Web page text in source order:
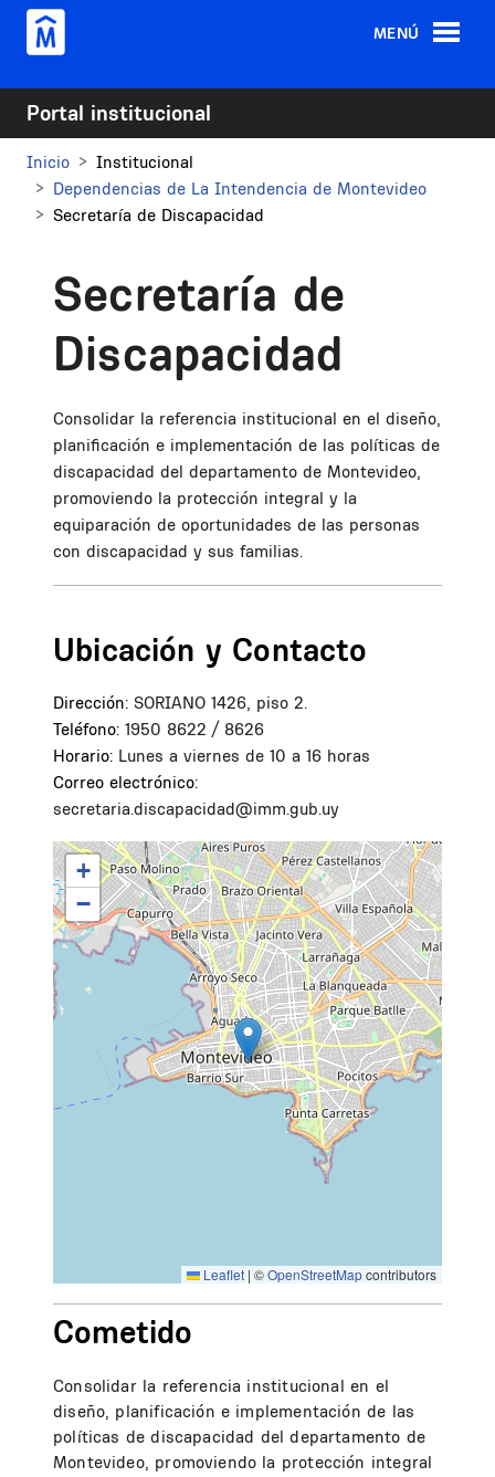
Pasar al contenido principal
MENÚ
Portal institucional
Inicio
Institucional
Dependencias de La Intendencia de Montevideo
Secretaría de Discapacidad
Secretaría de
Discapacidad
Consolidar la referencia institucional en el diseño,
planificación e implementación de las políticas de
discapacidad del departamento de Montevideo,
promoviendo la protección integral y la
equiparación de oportunidades de las personas
con discapacidad y sus familias.
Ubicación y Contacto
Dirección: SORIANO 1426, piso 2.
Teléfono: 1950 8622 / 8626
Horario: Lunes a viernes de 10 a 16 horas
Correo electrónico:
secretaria.discapacidad@imm.gub.uy
+
−
Leaflet | ©OpenStreetMapcontributors
Cometido
Consolidar la referencia institucional en el
diseño, planificación e implementación de las
políticas de discapacidad del departamento de
Montevideo, promoviendo la protección integral